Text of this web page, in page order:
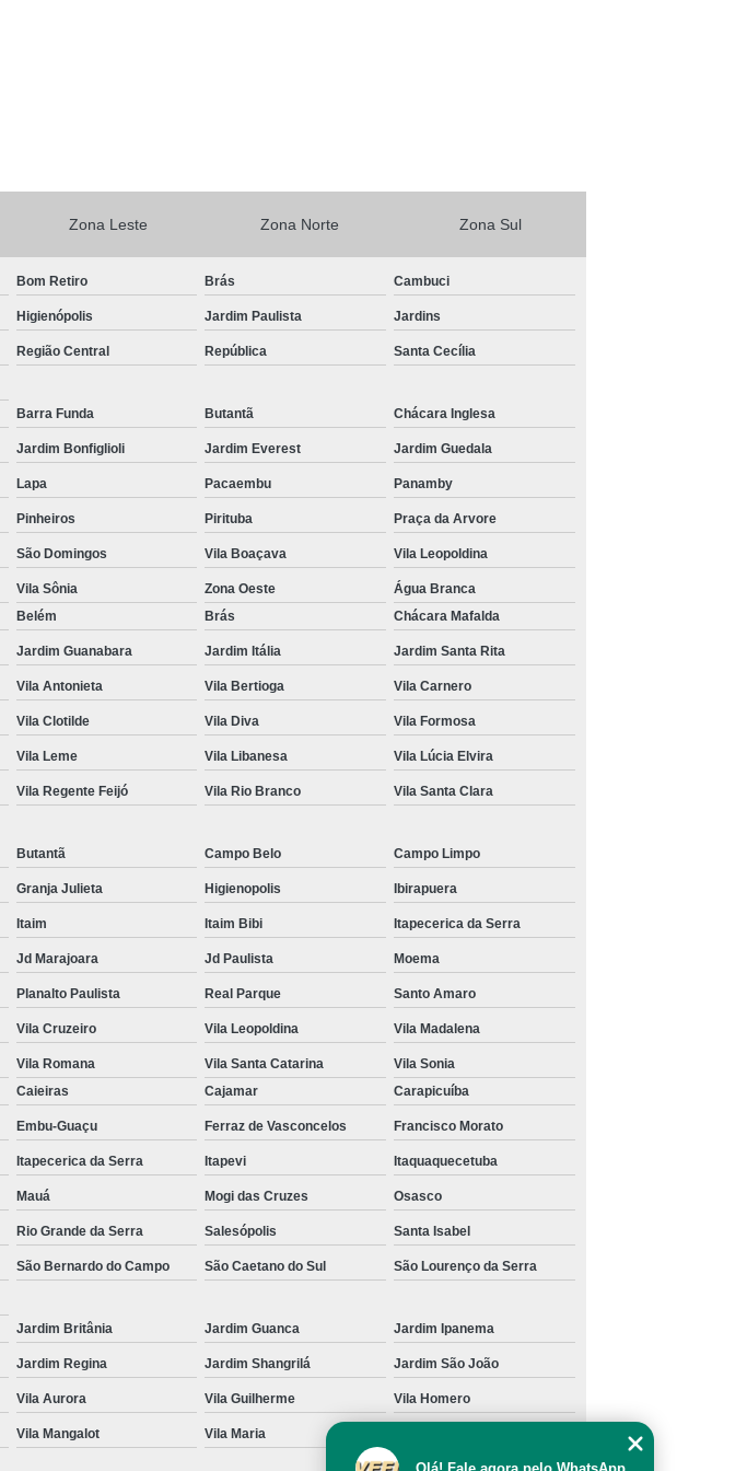
Zona Leste Zona Norte Zona Sul
Bom Retiro Brás Cambuci
Higienópolis Jardim Paulista Jardins
Região Central República Santa Cecília
Barra Funda Butantã Chácara Inglesa
Jardim Bonfiglioli Jardim Everest Jardim Guedala
Lapa Pacaembu Panamby
Pinheiros Pirituba Praça da Arvore
São Domingos Vila Boaçava Vila Leopoldina
Vila Sônia Zona Oeste
Água Branca
Belém Brás Chácara Mafalda
Jardim Guanabara Jardim Itália Jardim Santa Rita
Vila Antonieta Vila Bertioga Vila Carnero
Vila Clotilde Vila Diva Vila Formosa
Vila Leme Vila Libanesa Vila Lúcia Elvira
Vila Regente Feijó Vila Rio Branco Vila Santa Clara
Butantã Campo Belo Campo Limpo
Granja Julieta Higienopolis Ibirapuera
Itaim Itaim Bibi Itapecerica da Serra
Jd Marajoara Jd Paulista Moema
Planalto Paulista Real Parque Santo Amaro
Vila Cruzeiro Vila Leopoldina Vila Madalena
Vila Romana Vila Santa Catarina
Vila Sonia
Caieiras Cajamar Carapicuíba
Embu-Guaçu Ferraz de Vasconcelos Francisco Morato
Itapecerica da Serra Itapevi Itaquaquecetuba
Mauá Mogi das Cruzes Osasco
Rio Grande da Serra Salesópolis Santa Isabel
São Bernardo do Campo São Caetano do Sul São Lourenço da Serra
Jardim Britânia Jardim Guanca Jardim Ipanema
Jardim Regina Jardim Shangrilá Jardim São João
Vila Aurora Vila Guilherme Vila Homero
Vila Mangalot Vila Maria